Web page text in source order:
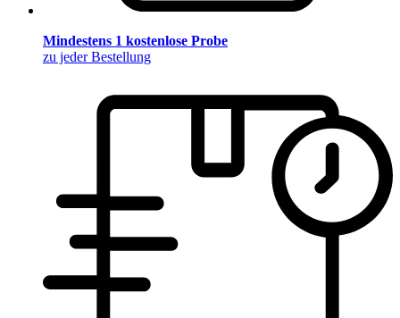
Mindestens 1 kostenlose Probe
zu jeder Bestellung